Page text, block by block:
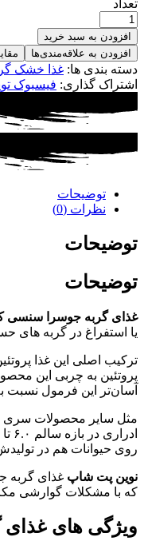
تعداد
افزودن به سبد خرید
افزودن به علاقه‌مندی‌ها
دسته بندی ها: غذا خشک
اشتراک گذاری: فیسبوک
توضیحات
نظرات (0)
توضیحات
توضیحات
غذای گربه جوسرا سنسی‌ کت ۲
یا استفراغ در گربه‌ های
آسان‌تر این فرمول نسبت
مثل سایر محصولات سری
روی حیوانات هم در
نوین پت شاپ
که با مشکلات گوارشی
ویژگی‌ های